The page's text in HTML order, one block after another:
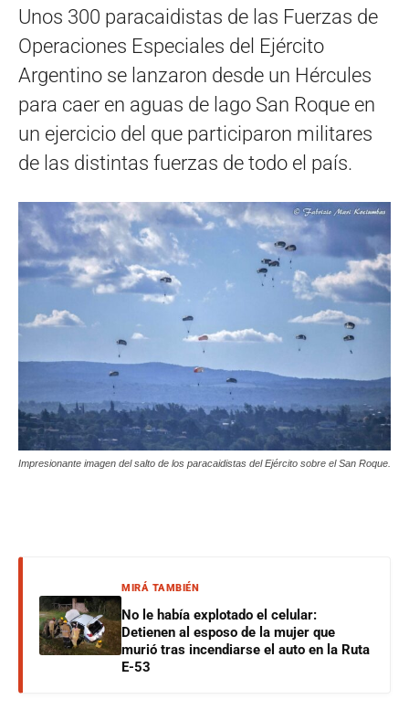
Unos 300 paracaidistas de las Fuerzas de
Operaciones Especiales del Ejército
Argentino se lanzaron desde un Hércules
para caer en aguas de lago San Roque en
un ejercicio del que participaron militares
de las distintas fuerzas de todo el país.
Impresionante imagen del salto de los paracaidistas del Ejército sobre el San Roque.
MIRÁ TAMBIÉN
No le había explotado el celular:
Detienen al esposo de la mujer que
murió tras incendiarse el auto en la Ruta
E-53